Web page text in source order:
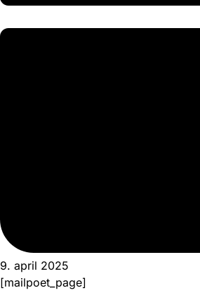
9. april 2025
[mailpoet_page]